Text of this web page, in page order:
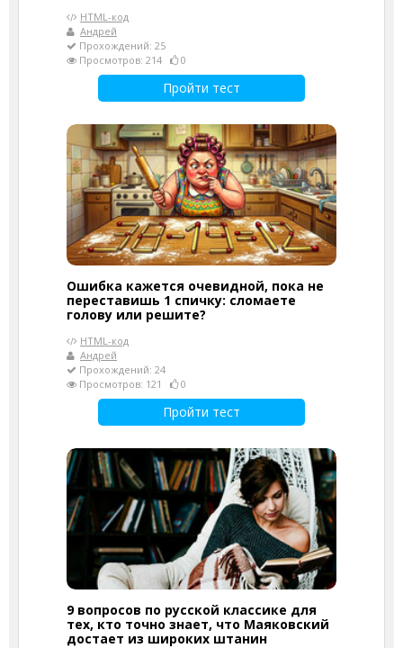
HTML-код
Андрей
Прохождений: 25
Просмотров: 214
0
Пройти тест
Ошибка кажется очевидной, пока не
переставишь 1 спичку: сломаете
голову или решите?
HTML-код
Андрей
Прохождений: 24
Просмотров: 121
0
Пройти тест
9 вопросов по русской классике для
тех, кто точно знает, что Маяковский
достает из широких штанин